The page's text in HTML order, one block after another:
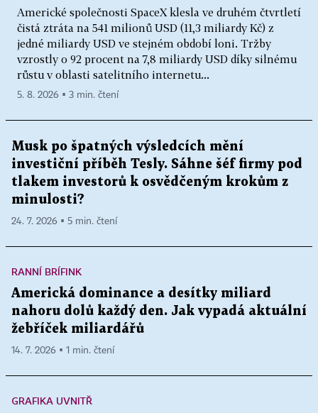
Americké společnosti SpaceX klesla ve druhém čtvrtletí
čistá ztráta na 541 milionů USD (11,3 miliardy Kč) z
jedné miliardy USD ve stejném období loni. Tržby
vzrostly o 92 procent na 7,8 miliardy USD díky silnému
růstu v oblasti satelitního internetu...
5. 8. 2026 ▪ 3 min. čtení
Musk po špatných výsledcích mění
investiční příběh Tesly. Sáhne šéf firmy pod
tlakem investorů k osvědčeným krokům z
minulosti?
24. 7. 2026 ▪ 5 min. čtení
RANNÍ BRÍFINK
Americká dominance a desítky miliard
nahoru dolů každý den. Jak vypadá aktuální
žebříček miliardářů
14. 7. 2026 ▪ 1 min. čtení
GRAFIKA UVNITŘ